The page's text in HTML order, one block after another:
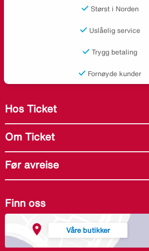
Størst i Norden
Uslåelig service
Trygg betaling
Fornøyde kunder
Hos Ticket
Om Ticket
Før avreise
Finn oss
Våre butikker